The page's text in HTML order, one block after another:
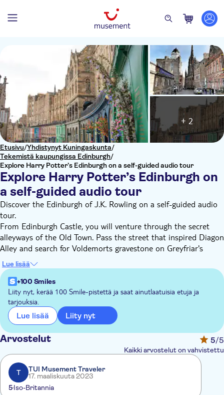
Etusivu/Yhdistynyt Kuningaskunta/
Tekemistä kaupungissa Edinburgh/
Explore Harry Potter’s Edinburgh on a self-guided audio tour
Explore Harry Potter’s Edinburgh on
a self-guided audio tour
+ 2
Discover the Edinburgh of J.K. Rowling on a self-guided audio
tour.
From Edinburgh Castle, you will venture through the secret
alleyways of the Old Town. Pass the street that inspired Diagon
Alley and search for Voldemorts gravestone on Greyfriar's
Graveyard. You will see the Writer's Museum, Victoria Street,
and the Grassmarket. Of course, the cafe where J.K. Rowling
wrote the now world-famous Harry Potter books are on the
itinerary.
This self-guided audio tour can be enjoyed on location or even
at home with VoiceMap's Virtual function which disables the
GPS playback.
Lue lisää
+100 Smiles
Liity nyt, kerää 100 Smile-pistettä ja saat ainutlaatuisia etuja ja
tarjouksia.
Lue lisää Liity nyt
Arvostelut 5/5
Kaikki arvostelut on vahvistettu
T
TUI Musement Traveler
17. maaliskuuta 2023
5Iso-Britannia